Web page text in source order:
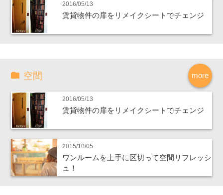
2016/05/13
賃貸物件の扉をリメイクシートでチェンジ
more
空間
2016/05/13
賃貸物件の扉をリメイクシートでチェンジ
2015/10/05
ワンルームを上手に区切って空間リフレッシ
ュ！